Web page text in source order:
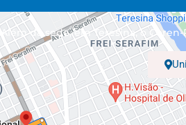
Além da sede, em Teresina, o